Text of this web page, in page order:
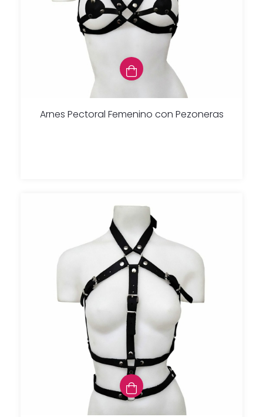
Arnes Pectoral Femenino con Pezoneras